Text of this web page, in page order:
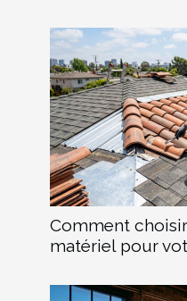
Comment
matériel pour